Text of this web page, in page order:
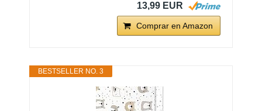
13,99 EUR
Comprar en Amazon
BESTSELLER NO. 3